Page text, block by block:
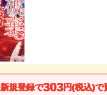
新規登録で303円(税込)で